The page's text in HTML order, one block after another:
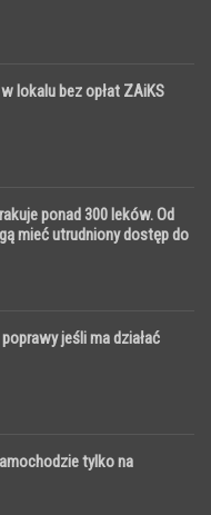
lokalu bez opłat ZAiKS
ponad 300 leków. Od
mieć utrudniony dostęp do
jeśli ma działać
tylko na